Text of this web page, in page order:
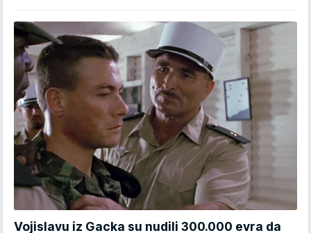
Vojislavu iz Gacka su nudili 300.000 evra da